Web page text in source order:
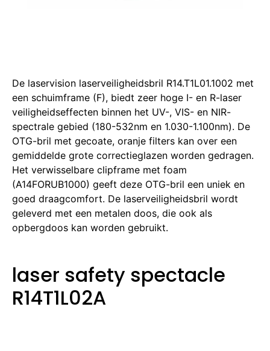
De laservision laserveiligheidsbril R14.T1L01.1002 met
een schuimframe (F), biedt zeer hoge I- en R-laser
veiligheidseffecten binnen het UV-, VIS- en NIR-
spectrale gebied (180-532nm en 1.030-1.100nm). De
OTG-bril met gecoate, oranje filters kan over een
gemiddelde grote correctieglazen worden gedragen.
Het verwisselbare clipframe met foam
(A14FORUB1000) geeft deze OTG-bril een uniek en
goed draagcomfort. De laserveiligheidsbril wordt
geleverd met een metalen doos, die ook als
opbergdoos kan worden gebruikt.
laser safety spectacle
R14T1L02A